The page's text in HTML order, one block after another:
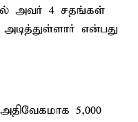
அவர் 4 சதங்கள்
என்பது
5,000